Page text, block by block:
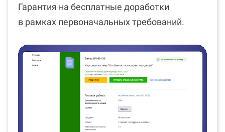
Гарантия на бесплатные доработки
в рамках первоначальных требований.